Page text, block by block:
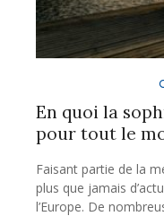
En quoi la
pour tout le
Faisant partie de la
plus que jamais
l’Europe. De